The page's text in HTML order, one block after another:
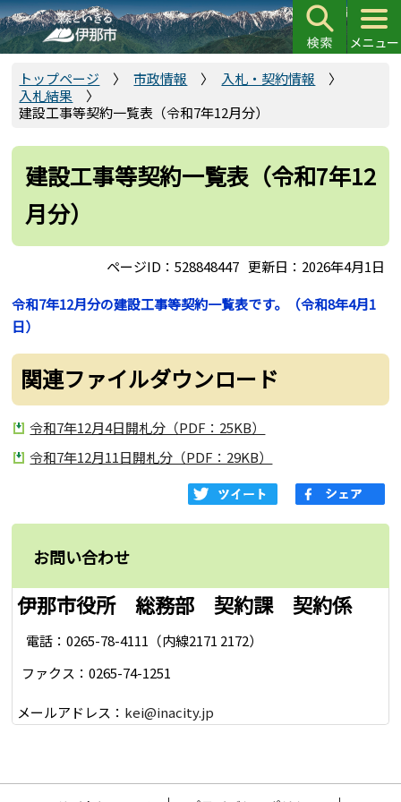
こ
の
ペ
先
トップページ 市政情報
入札・契約情報
入札結果
建設工事等契約一覧表（令和7年12月分）
建設工事等契約一覧表（令和7年12
月分）
ページID：528848447 更新日：2026年4月1日
令和7年12月分の建設工事等契約一覧表です。（令和8年4月1
日）
関連ファイルダウンロード
令和7年12月4日開札分（PDF：25KB）
令和7年12月11日開札分（PDF：29KB）
お問い合わせ
伊那市役所 総務部 契約課 契約係
電話：0265-78-4111（内線2171 2172）
ファクス：0265-74-1251
メールアドレス： kei@inacity.jp